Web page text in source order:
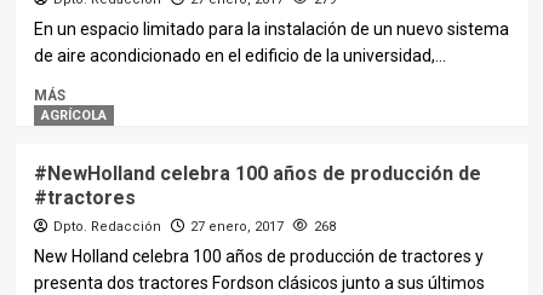
En un espacio limitado para la instalación de un nuevo sistema
de aire acondicionado en el edificio de la universidad,...
MÁS
AGRÍCOLA
#NewHolland celebra 100 años de producción de
#tractores
Dpto. Redacción 27 enero, 2017 268
New Holland celebra 100 años de producción de tractores y
presenta dos tractores Fordson clásicos junto a sus últimos